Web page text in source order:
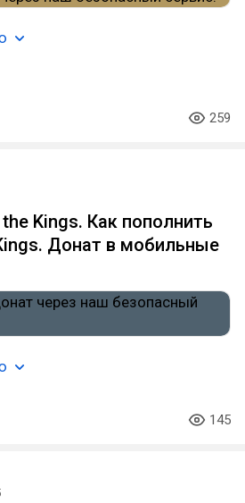
259
Kings. Как пополнить
Донат в мобильные
145